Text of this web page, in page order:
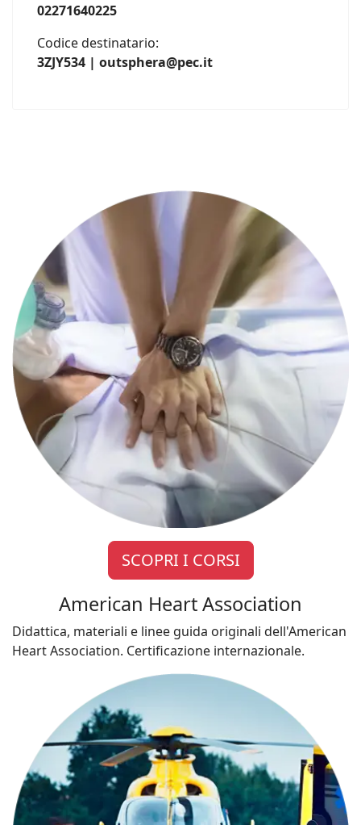
02271640225
Codice destinatario:
3ZJY534 | outsphera@pec.it
SCOPRI I CORSI
American Heart Association
Didattica, materiali e linee guida originali dell'American
Heart Association. Certificazione internazionale.